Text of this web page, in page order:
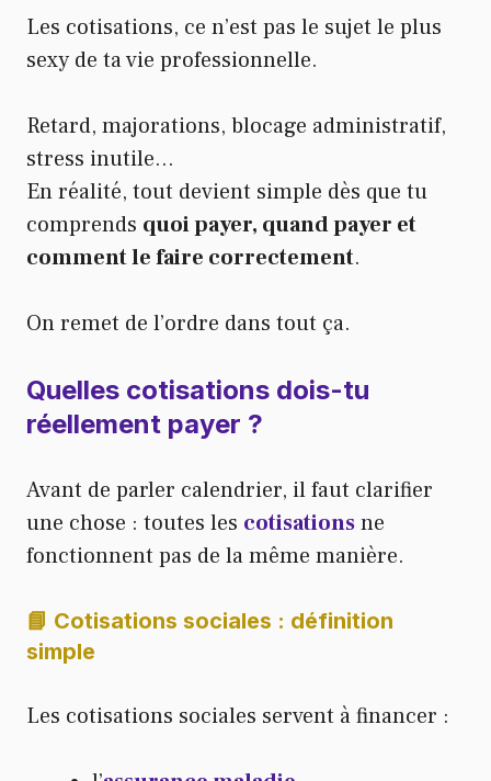
Les cotisations, ce n’est pas le sujet le plus
sexy de ta vie professionnelle.
Retard, majorations, blocage administratif,
stress inutile…
En réalité, tout devient simple dès que tu
comprends quoi payer, quand payer et
comment le faire correctement.
On remet de l’ordre dans tout ça.
Quelles cotisations dois-tu
réellement payer ?
Avant de parler calendrier, il faut clarifier
une chose : toutes les cotisationsne
fonctionnent pas de la même manière.
📘 Cotisations sociales : définition
simple
Les cotisations sociales servent à financer :